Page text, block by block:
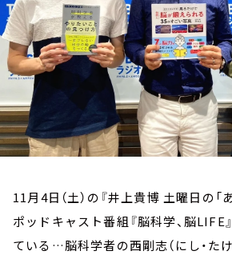
11月4日（土）の『井上貴博 土曜日の「あ
ポッドキャスト番組『脳科学、脳LIFE
ている…脳科学者の西剛志（にし・た